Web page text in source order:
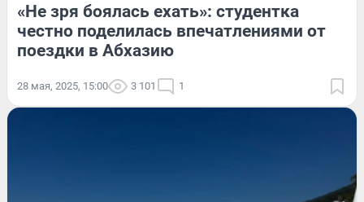
«Не зря боялась ехать»: студентка
честно поделилась впечатлениями от
поездки в Абхазию
28 мая, 2025, 15:00 3 101 1